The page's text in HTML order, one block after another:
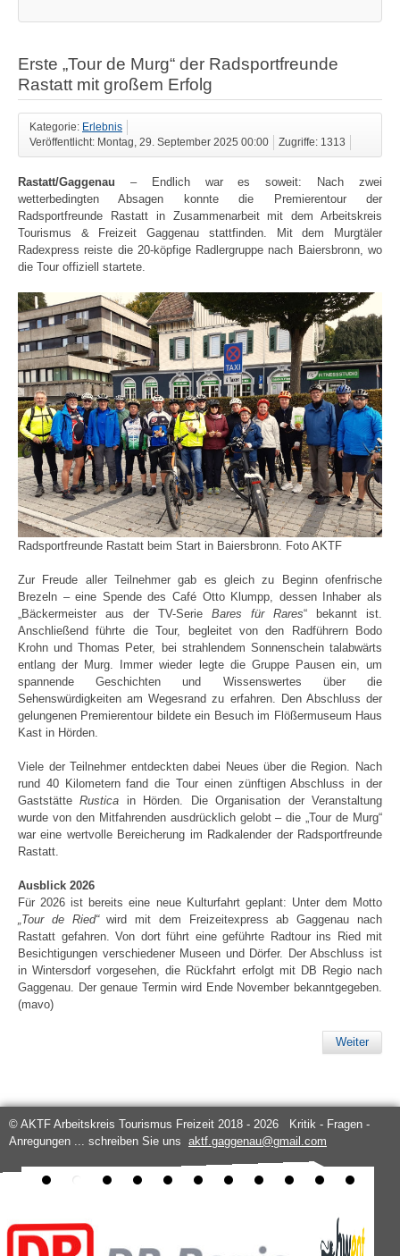
Erste „Tour de Murg“ der Radsportfreunde
Rastatt mit großem Erfolg
Kategorie: Erlebnis
Veröffentlicht: Montag, 29. September 2025 00:00
Zugriffe: 1313
Rastatt/Gaggenau – Endlich war es soweit: Nach zwei
wetterbedingten Absagen konnte die Premierentour der
Radsportfreunde Rastatt in Zusammenarbeit mit dem Arbeitskreis
Tourismus & Freizeit Gaggenau stattfinden. Mit dem Murgtäler
Radexpress reiste die 20-köpfige Radlergruppe nach Baiersbronn, wo
die Tour offiziell startete.
Radsportfreunde Rastatt beim Start in Baiersbronn. Foto AKTF
Zur Freude aller Teilnehmer gab es gleich zu Beginn ofenfrische
Brezeln – eine Spende des Café Otto Klumpp, dessen Inhaber als
„Bäckermeister aus der TV-Serie Bares für Rares“ bekannt ist.
Anschließend führte die Tour, begleitet von den Radführern Bodo
Krohn und Thomas Peter, bei strahlendem Sonnenschein talabwärts
entlang der Murg. Immer wieder legte die Gruppe Pausen ein, um
spannende Geschichten und Wissenswertes über die
Sehenswürdigkeiten am Wegesrand zu erfahren. Den Abschluss der
gelungenen Premierentour bildete ein Besuch im Flößermuseum Haus
Kast in Hörden.
Viele der Teilnehmer entdeckten dabei Neues über die Region. Nach
rund 40 Kilometern fand die Tour einen zünftigen Abschluss in der
GaststätteRustica in Hörden. Die Organisation der Veranstaltung
wurde von den Mitfahrenden ausdrücklich gelobt – die „Tour de Murg“
war eine wertvolle Bereicherung im Radkalender der Radsportfreunde
Rastatt.
Ausblick 2026
Für 2026 ist bereits eine neue Kulturfahrt geplant: Unter dem Motto
„Tour de Ried“wird mit dem Freizeitexpress ab Gaggenau nach
Rastatt gefahren. Von dort führt eine geführte Radtour ins Ried mit
Besichtigungen verschiedener Museen und Dörfer. Der Abschluss ist
in Wintersdorf vorgesehen, die Rückfahrt erfolgt mit DB Regio nach
Gaggenau. Der genaue Termin wird Ende November bekanntgegeben.
(mavo)
Weiter
© AKTF Arbeitskreis Tourismus Freizeit 2018 - 2026 Kritik - Fragen -
Anregungen ... schreiben Sie uns aktf.gaggenau@gmail.com